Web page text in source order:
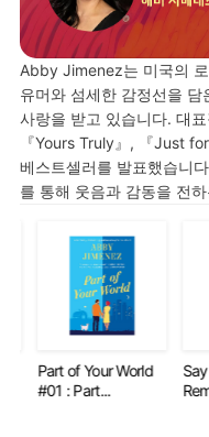
Abby Jimenez는 미국의
유머와 섬세한 감정선을
사랑을 받고 있습니다. 대
『Yours Truly』, 『Just
베스트셀러를 발표했습니
를 통해 웃음과 감동을 전
Part of Your World
#01 : Part...